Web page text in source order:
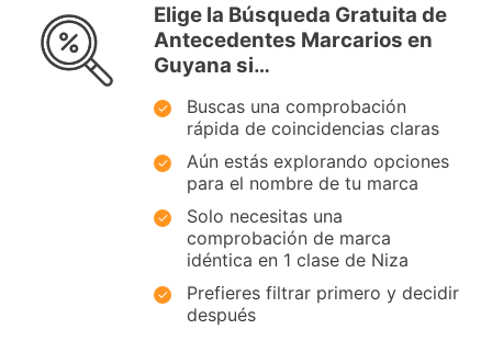
Elige la Búsqueda Gratuita de
Antecedentes Marcarios en
Guyana si…
Buscas una comprobación
rápida de coincidencias claras
Aún estás explorando opciones
para el nombre de tu marca
Solo necesitas una
comprobación de marca
idéntica en 1 clase de Niza
Prefieres filtrar primero y decidir
después